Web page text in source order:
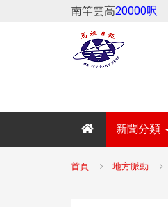
南竿雲高20000呎
新聞分類
首頁 地方脈動